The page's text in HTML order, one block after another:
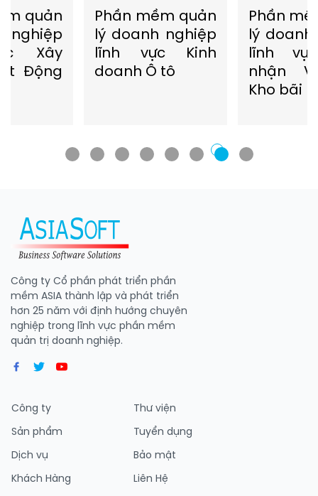
Phần mềm quản
lý doanh nghiệp
lĩnh vực Kinh
doanh Ô tô
Phần mềm quản
lý doanh nghiệp
lĩnh vực Giao
nhận Vận tải
Công ty Cổ phần phát triển phần
mềm ASIA thành lập và phát triển
hơn 25 năm với định hướng chuyên
nghiệp trong lĩnh vực phần mềm
quản trị doanh nghiệp.
Công ty
Sản phẩm
Dịch vụ
Khách Hàng
Thư viện
Tuyển dụng
Bảo mật
Liên Hệ